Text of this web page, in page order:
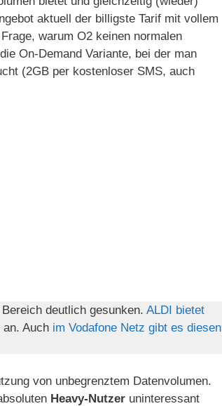
aktuell der billigste Tarif mit vollem
warum O2 keinen normalen
On-Demand Variante, bei der man
(2GB per kostenloser SMS, auch
deutlich gesunken. ALDI bietet
an. Auch im Vodafone Netz gibt es diesen
von unbegrenztem Datenvolumen.
Heavy-Nutzer uninteressant